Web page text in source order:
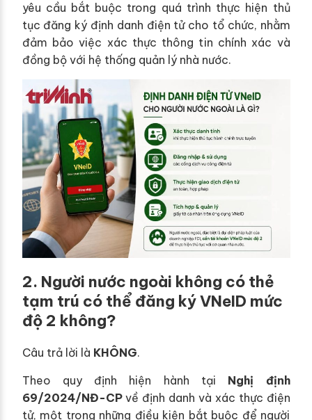
yêu cầu bắt buộc trong quá trình thực hiện thủ
tục đăng ký định danh điện tử cho tổ chức, nhằm
đảm bảo việc xác thực thông tin chính xác và
đồng bộ với hệ thống quản lý nhà nước.
2. Người nước ngoài không có thẻ
tạm trú có thể đăng ký VNeID mức
độ 2 không?
Câu trả lời là KHÔNG.
Theo quy định hiện hành tại Nghị định
69/2024/NĐ-CPvề định danh và xác thực điện
tử, một trong những điều kiện bắt buộc để người